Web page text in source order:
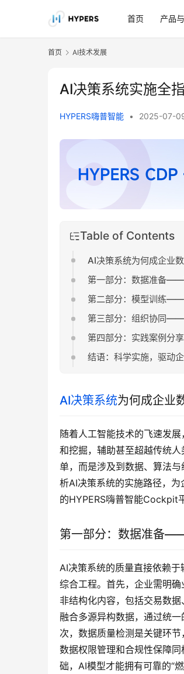
首页 产品
首页 AI技术发展
AI决策系统实施全
HYPERS嗨普智能 • 2025-07-
Table of Contents
AI决策系统为何成企业
第一部分：数据准备
第二部分：模型训练
第三部分：组织协同
第四部分：实践案例分
结语：科学实施，驱动
AI决策系统为何成企业
随着人工智能技术的飞速发
和挖掘，辅助甚至超越传统
单，而是涉及到数据、算法
析AI决策系统的实施路径，
的HYPERS嗨普智能Cockpit
第一部分：数据准备
AI决策系统的质量直接依赖
综合工程。首先，企业需明
非结构化内容，包括交易数
融合多源异构数据，通过统
次，数据质量检测是关键环
数据权限管理和合规性保障
础，AI模型才能拥有可靠的“